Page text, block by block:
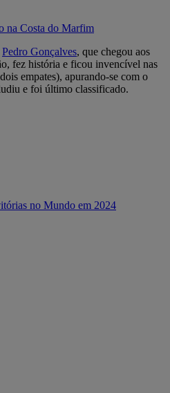
na Costa do Marfim
Pedro Gonçalves, que chegou aos
fez história e ficou invencível nas
empates), apurando-se com o
e foi último classificado.
no Mundo em 2024